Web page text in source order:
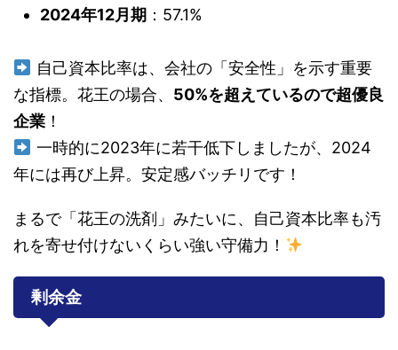
2024年12月期 ：57.1%
自己資本比率は、会社の「安全性」を示す重要
な指標。花王の場合、 50%を超えているので超優良
企業 ！
一時的に2023年に若干低下しましたが、2024
年には再び上昇。安定感バッチリです！
まるで「花王の洗剤」みたいに、自己資本比率も汚
れを寄せ付けないくらい強い守備力！
剰余金